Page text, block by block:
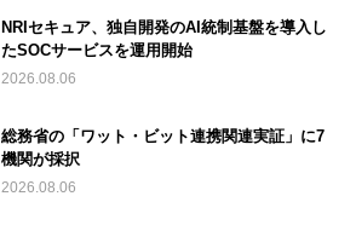
NRIセキュア、独自開発のAI統制基盤を導入し
たSOCサービスを運用開始
2026.08.06
総務省の「ワット・ビット連携関連実証」に7
機関が採択
2026.08.06